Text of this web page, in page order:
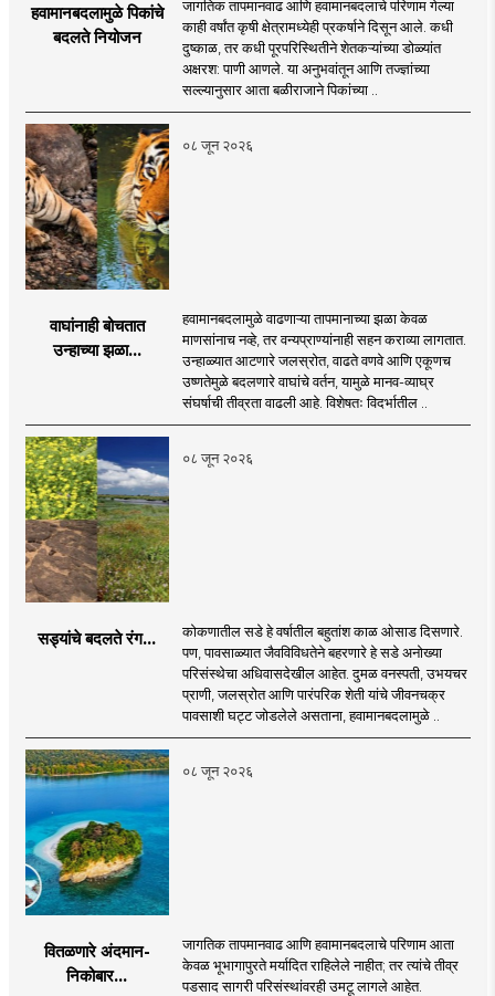
हवामानबदलामुळे पिकांचे
बदलते नियोजन
जागतिक तापमानवाढ आणि हवामानबदलाचे परिणाम गेल्या
काही वर्षांत कृषी क्षेत्रामध्येही प्रकर्षाने दिसून आले. कधी
दुष्काळ, तर कधी पूरपरिस्थितीने शेतकऱ्यांच्या डोळ्यांत
अक्षरश: पाणी आणले. या अनुभवांतून आणि तज्ज्ञांच्या
सल्ल्यानुसार आता बळीराजाने पिकांच्या ..
०८ जून २०२६
वाघांनाही बोचतात
उन्हाच्या झळा...
हवामानबदलामुळे वाढणाऱ्या तापमानाच्या झळा केवळ
माणसांनाच नव्हे, तर वन्यप्राण्यांनाही सहन कराव्या लागतात.
उन्हाळ्यात आटणारे जलस्रोत, वाढते वणवे आणि एकूणच
उष्णतेमुळे बदलणारे वाघांचे वर्तन, यामुळे मानव-व्याघ्र
संघर्षाची तीव्रता वाढली आहे. विशेषतः विदर्भातील ..
०८ जून २०२६
सड्यांचे बदलते रंग...
कोकणातील सडे हे वर्षातील बहुतांश काळ ओसाड दिसणारे.
पण, पावसाळ्यात जैवविविधतेने बहरणारे हे सडे अनोख्या
परिसंस्थेचा अधिवासदेखील आहेत. दुमळ वनस्पती, उभयचर
प्राणी, जलस्रोत आणि पारंपरिक शेती यांचे जीवनचक्र
पावसाशी घट्ट जोडलेले असताना, हवामानबदलामुळे ..
०८ जून २०२६
वितळणारे अंदमान-
निकोबार...
जागतिक तापमानवाढ आणि हवामानबदलाचे परिणाम आता
केवळ भूभागापुरते मर्यादित राहिलेले नाहीत; तर त्यांचे तीव्र
पडसाद सागरी परिसंस्थांवरही उमटू लागले आहेत.